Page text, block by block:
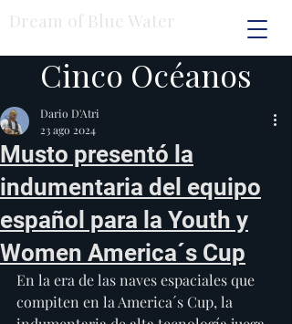
Dream of Blue Water
Cinco Océanos
Musto presentó la
indumentaria del equipo
español para la Youth y
Women America´s Cup
Dario D'Atri
23 ago 2024
En la era de las naves espaciales que
compiten en la America´s Cup, la